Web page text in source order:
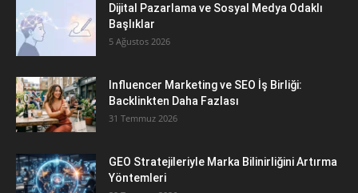
Dijital Pazarlama ve Sosyal Medya Odaklı
Başlıklar
5 Ağustos 2026
Influencer Marketing ve SEO İş Birliği:
Backlinkten Daha Fazlası
31 Temmuz 2026
GEO Stratejileriyle Marka Bilinirliğini Artırma
Yöntemleri